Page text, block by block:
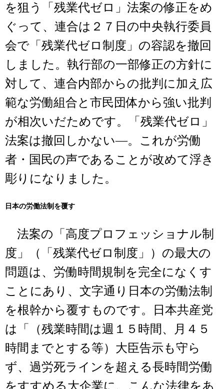
を狙う「残業代ゼロ」法案の修正をめ
ぐって、連合は２７日の中央執行委員
会で「残業代ゼロ制度」の容認を撤回
しました。執行部の一部修正の方針に
対して、連合内部からの批判に加え広
範な労働組合と市民団体から強い批判
が相次いだためです。「残業代ゼロ」
法案は撤回しかない―。これが労働
者・国民の声であることが改めて浮き
彫りになりました。
日本の労働法制を覆す
法案の「高度プロフェッショナル制
度」（「残業代ゼロ制度」）の最大の
問題は、労働時間規制を完全になくす
ことにあり、文字通り日本の労働法制
を根幹から覆すものです。日本共産党
は「（残業時間は週１５時間、月４５
時間までとする等）大臣告示も守ら
ず、過労死ラインを超える長時間労働
をすすめる大企業に、こんな法律をあ